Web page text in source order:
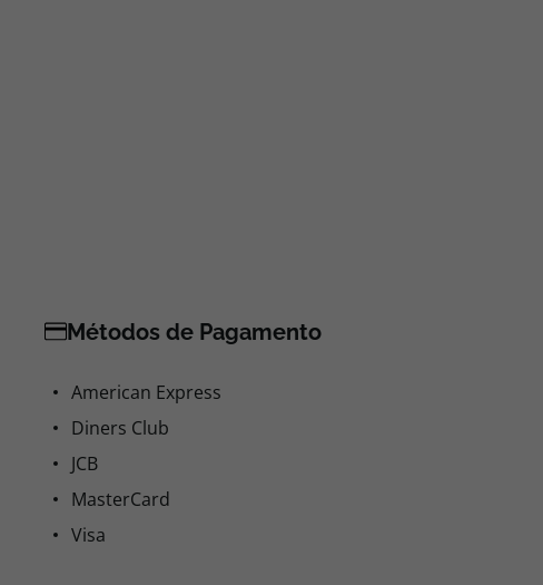
Métodos de Pagamento
American Express
Diners Club
JCB
MasterCard
Visa